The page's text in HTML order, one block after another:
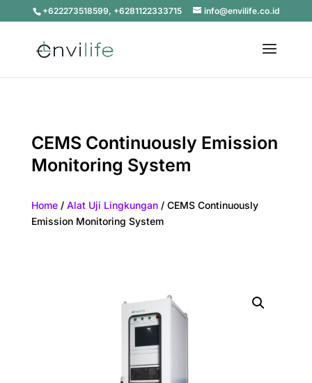
+622273518599, +6281122333715 info@envilife.co.id
CEMS Continuously Emission
Monitoring System
Home/ Alat Uji Lingkungan/ CEMS Continuously
Emission Monitoring System